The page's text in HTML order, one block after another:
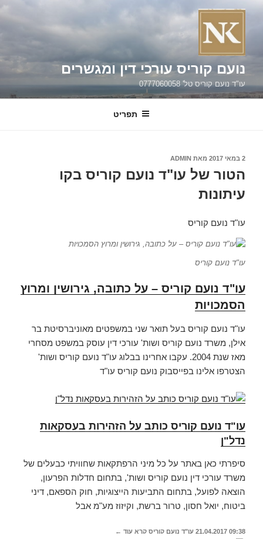
דילוג
נועם קוריס עורכי דין ומגשרים
עו"ד נועם קוריס טל' 0777060058
תפריט
פורסם
2 במאי 2017 מאת ADMIN
הטור של עו"ד נועם קוריס בקו
עיתונות
עו"ד נועם קוריס
עו"ד נועם קוריס
עו"ד נועם קוריס – על כתובה, גירושין ומרוץ
הסמכויות
עו"ד נועם קוריס בעל תואר שני במשפטים מאוניברסיטת בר
אילן, משרד נועם קוריס ושות' עורכי דין עוסק במשפט מסחרי
מאז שנת 2004. עקבו אחרינו בבלוג עו"ד נועם קוריס ושות'
הצטרפו אלינו בפייסבוק נועם קוריס עו"ד
עו"ד נועם קוריס כותב על הזהירות בעסקאות
נדל"ן
סיפרתי כאן באתר על כל מיני הרפתקאות שחוויתי כבעלים של
משרד עורכי דין נועם קוריס ושות', בתחום חדלות הפרעון,
הוצאה לפועל, בתחום התביעות הייצוגיות, חוק הספאם, דיני
ביטוח, יואל חסון, טרור ברשת, וקיזוז מע"מ אבל
21.04.2017 09:38 עו"ד נועם קוריס קרא עוד ←